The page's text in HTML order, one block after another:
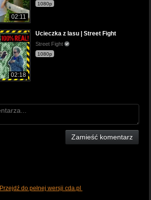
02:11
1080p
02:18
Ucieczka z lasu | Street Fight
Street Fight
1080p
Zamieść komentarz
Przejdź do pełnej wersji cda.pl